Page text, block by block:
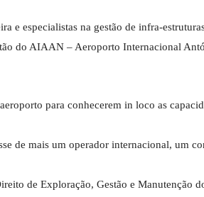
e especialistas na gestão de infra-
do AIAAN – Aeroporto Internacional
para conhecerem in loco as
de mais um operador internacional, um
de Exploração, Gestão e Manutenção